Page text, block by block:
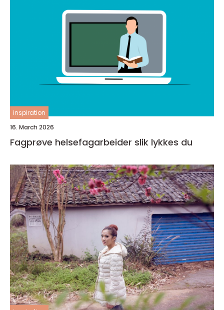
inspiration
16. March 2026
Fagprøve helsefagarbeider slik lykkes du